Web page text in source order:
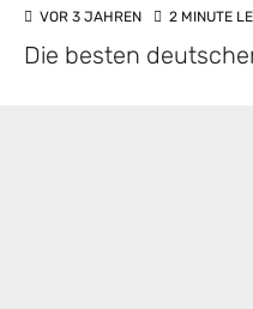
VOR 3 JAHREN 2 MINUTE
Die besten